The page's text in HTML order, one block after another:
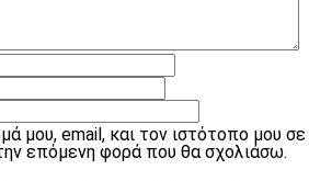
μου, email, και τον ιστότοπο μου σε
επόμενη φορά που θα σχολιάσω.